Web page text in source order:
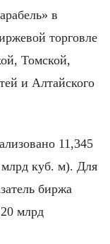
в
торговле
Томской,
и Алтайского
11,345
млрд куб. м). Для
биржа
млрд